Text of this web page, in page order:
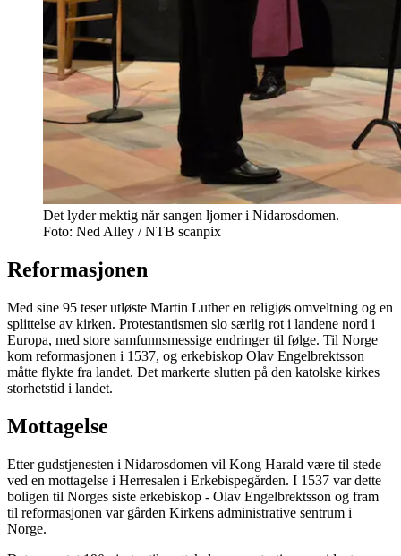
Det lyder mektig når sangen ljomer i Nidarosdomen.
Foto: Ned Alley / NTB scanpix
Reformasjonen
Med sine 95 teser utløste Martin Luther en religiøs omveltning og en
splittelse av kirken. Protestantismen slo særlig rot i landene nord i
Europa, med store samfunnsmessige endringer til følge. Til Norge
kom reformasjonen i 1537, og erkebiskop Olav Engelbrektsson
måtte flykte fra landet. Det markerte slutten på den katolske kirkes
storhetstid i landet.
Mottagelse
Etter gudstjenesten i Nidarosdomen vil Kong Harald være til stede
ved en mottagelse i Herresalen i Erkebispegården. I 1537 var dette
boligen til Norges siste erkebiskop - Olav Engelbrektsson og fram
til reformasjonen var gården Kirkens administrative sentrum i
Norge.